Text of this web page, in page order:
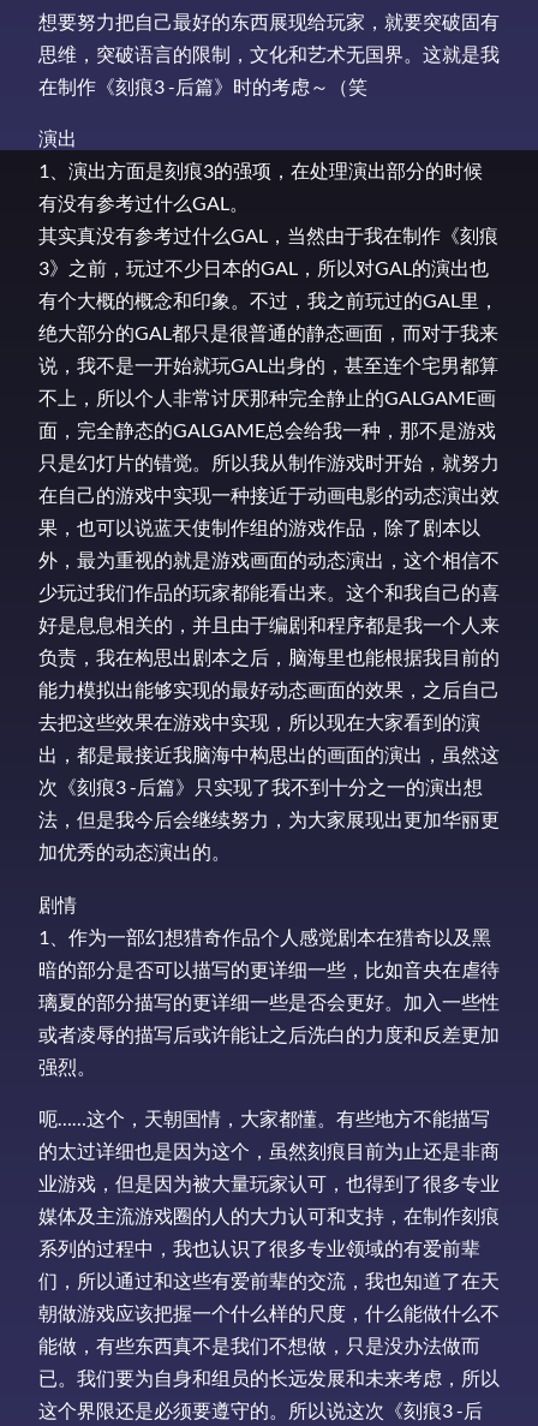
想要努力把自己最好的东西展现给玩家，就要突破固有
思维，突破语言的限制，文化和艺术无国界。这就是我
在制作《刻痕3 -后篇》时的考虑～（笑
演出
1、演出方面是刻痕3的强项，在处理演出部分的时候
有没有参考过什么GAL。
其实真没有参考过什么GAL，当然由于我在制作《刻痕
3》之前，玩过不少日本的GAL，所以对GAL的演出也
有个大概的概念和印象。不过，我之前玩过的GAL里，
绝大部分的GAL都只是很普通的静态画面，而对于我来
说，我不是一开始就玩GAL出身的，甚至连个宅男都算
不上，所以个人非常讨厌那种完全静止的GALGAME画
面，完全静态的GALGAME总会给我一种，那不是游戏
只是幻灯片的错觉。所以我从制作游戏时开始，就努力
在自己的游戏中实现一种接近于动画电影的动态演出效
果，也可以说蓝天使制作组的游戏作品，除了剧本以
外，最为重视的就是游戏画面的动态演出，这个相信不
少玩过我们作品的玩家都能看出来。这个和我自己的喜
好是息息相关的，并且由于编剧和程序都是我一个人来
负责，我在构思出剧本之后，脑海里也能根据我目前的
能力模拟出能够实现的最好动态画面的效果，之后自己
去把这些效果在游戏中实现，所以现在大家看到的演
出，都是最接近我脑海中构思出的画面的演出，虽然这
次《刻痕3 -后篇》只实现了我不到十分之一的演出想
法，但是我今后会继续努力，为大家展现出更加华丽更
加优秀的动态演出的。
剧情
1、作为一部幻想猎奇作品个人感觉剧本在猎奇以及黑
暗的部分是否可以描写的更详细一些，比如音央在虐待
璃夏的部分描写的更详细一些是否会更好。加入一些性
或者凌辱的描写后或许能让之后洗白的力度和反差更加
强烈。
呃……这个，天朝国情，大家都懂。有些地方不能描写
的太过详细也是因为这个，虽然刻痕目前为止还是非商
业游戏，但是因为被大量玩家认可，也得到了很多专业
媒体及主流游戏圈的人的大力认可和支持，在制作刻痕
系列的过程中，我也认识了很多专业领域的有爱前辈
们，所以通过和这些有爱前辈的交流，我也知道了在天
朝做游戏应该把握一个什么样的尺度，什么能做什么不
能做，有些东西真不是我们不想做，只是没办法做而
已。我们要为自身和组员的长远发展和未来考虑，所以
这个界限还是必须要遵守的。所以说这次《刻痕3 -后